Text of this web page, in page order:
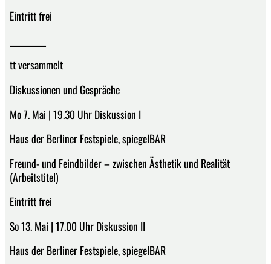
Eintritt frei
tt versammelt
Diskussionen und Gespräche
Mo 7. Mai | 19.30 Uhr Diskussion I
Haus der Berliner Festspiele, spiegelBAR
Freund- und Feindbilder – zwischen Ästhetik und Realität
(Arbeitstitel)
Eintritt frei
So 13. Mai | 17.00 Uhr Diskussion II
Haus der Berliner Festspiele, spiegelBAR